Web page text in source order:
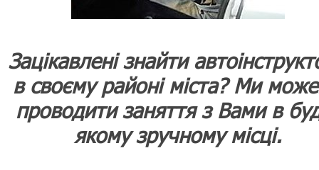
Зацікавлені знайти
в своєму районі міста? Ми
проводити заняття з Вами в
якому зручному місці.